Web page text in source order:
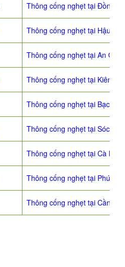
Thông cống nghẹt tại Đồng
Thông cống nghẹt tại Hậu
Thông cống nghẹt tại An
Thông cống nghẹt tại Kiên
Thông cống nghẹt tại Bạc Liêu
Thông cống nghẹt tại Sóc
Thông cống nghẹt tại Cà Mau
Thông cống nghẹt tại Phú
Thông cống nghẹt tại Cần Thơ